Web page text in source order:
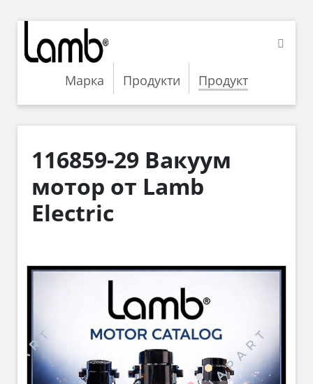
Марка Продукти Продукт
116859-29 Вакуум
мотор от Lamb
Electric